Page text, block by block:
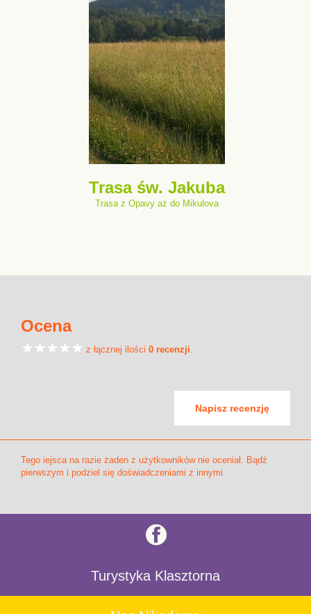
Trasa św. Jakuba
Trasa z Opavy aż do Mikulova
Ocena
z łącznej ilości 0 recenzji.
Napisz recenzję
Tego iejsca na razie żaden z użytkowników nie oceniał. Bądź
pierwszym i podziel się doświadczeniami z innymi.
Turystyka Klasztorna